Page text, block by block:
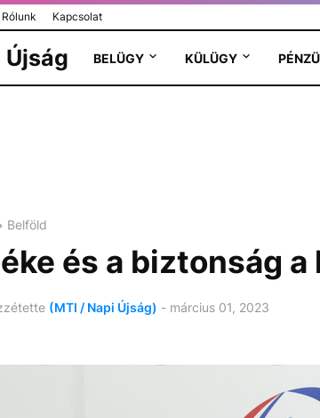
Rólunk Kapcsolat
Újság BELÜGY KÜLÜGY
Belföld
és a biztonság
(MTI / Napi Újság) - március 01, 2023